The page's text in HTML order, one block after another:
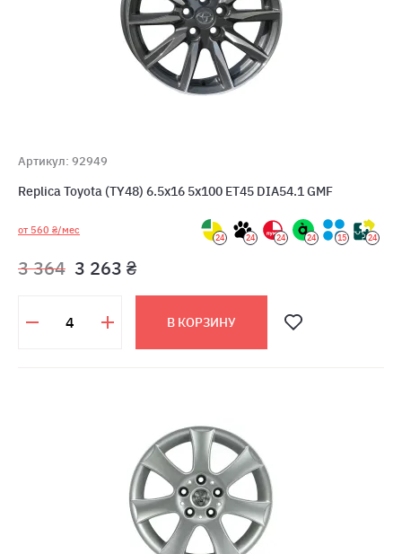
Артикул: 92949
Replica Toyota (TY48) 6.5x16 5x100 ET45 DIA54.1 GMF
от 560 ₴/мес
24 24 24 24 15 24
3 364 3 263 ₴
В КОРЗИНУ